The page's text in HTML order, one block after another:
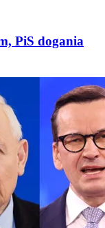
PiS dogania